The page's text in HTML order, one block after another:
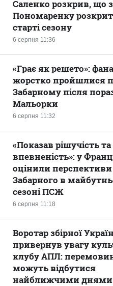
6 серпня 11:36
Саленко розкрив, що
Пономаренку
старті сезону
6 серпня 11:32
«Грає як решето»:
жорстко пройшлися
Забарному після
Мальорки
6 серпня 11:18
«Показав рішучість
впевненість»: у
оцінили перспективи
Забарного в
сезоні ПСЖ
Воротар збірної
привернув увагу
клубу АПЛ:
можуть відбутися
найближчими днями